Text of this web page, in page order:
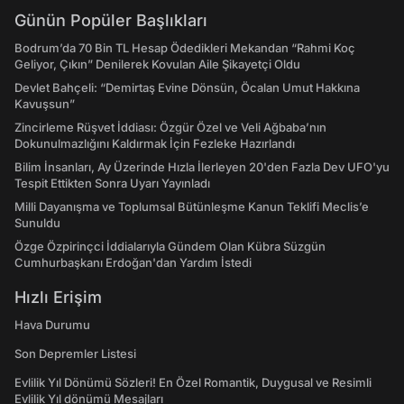
Günün Popüler Başlıkları
Bodrum’da 70 Bin TL Hesap Ödedikleri Mekandan “Rahmi Koç
Geliyor, Çıkın” Denilerek Kovulan Aile Şikayetçi Oldu
Devlet Bahçeli: “Demirtaş Evine Dönsün, Öcalan Umut Hakkına
Kavuşsun”
Zincirleme Rüşvet İddiası: Özgür Özel ve Veli Ağbaba’nın
Dokunulmazlığını Kaldırmak İçin Fezleke Hazırlandı
Bilim İnsanları, Ay Üzerinde Hızla İlerleyen 20'den Fazla Dev UFO'yu
Tespit Ettikten Sonra Uyarı Yayınladı
Milli Dayanışma ve Toplumsal Bütünleşme Kanun Teklifi Meclis’e
Sunuldu
Özge Özpirinçci İddialarıyla Gündem Olan Kübra Süzgün
Cumhurbaşkanı Erdoğan'dan Yardım İstedi
Hızlı Erişim
Hava Durumu
Son Depremler Listesi
Evlilik Yıl Dönümü Sözleri! En Özel Romantik, Duygusal ve Resimli
Evlilik Yıl dönümü Mesajları